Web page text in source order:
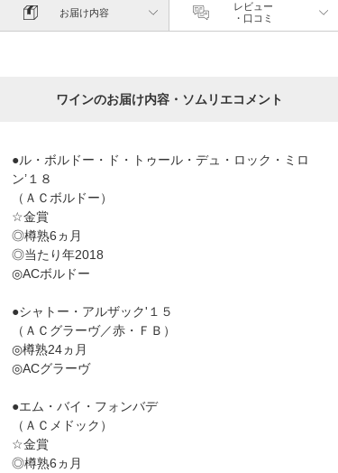
お届け内容
レビュー
・口コミ
ワインのお届け内容・ソムリエコメント
●ル・ボルドー・ド・トゥール・デュ・ロック・ミロ
ン’１８
（ＡＣボルドー）
☆金賞
◎樽熟6ヵ月
◎当たり年2018
◎ACボルドー
●シャトー・アルザック'１５
（ＡＣグラーヴ／赤・ＦＢ）
◎樽熟24ヵ月
◎ACグラーヴ
●エム・バイ・フォンバデ
（ＡＣメドック）
☆金賞
◎樽熟6ヵ月